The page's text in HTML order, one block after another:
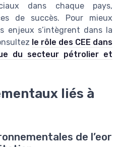
dans chaque pays,
de succès. Pour mieux
enjeux s’intègrent dans la
le rôle des CEE dans
du secteur pétrolier et
liés à
de l’eor